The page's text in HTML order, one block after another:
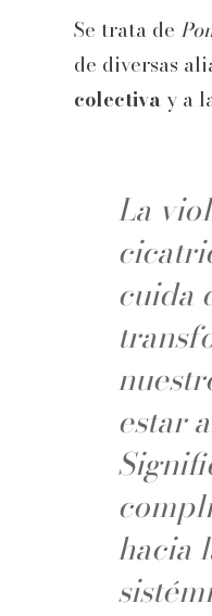
Se trata de
de diversas
colectiva y a
La
cuida
estar
hacia